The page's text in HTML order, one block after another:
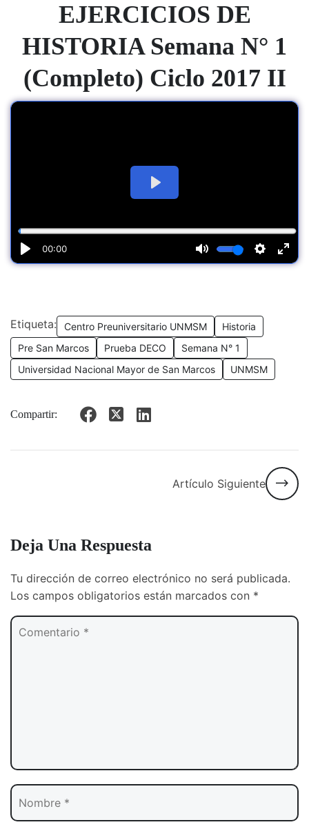
EJERCICIOS DE
HISTORIA Semana N° 1
(Completo) Ciclo 2017 II
Etiqueta: Centro Preuniversitario UNMSM
Historia
Pre San Marcos
Prueba DECO
Semana N° 1
Universidad Nacional Mayor de San Marcos
UNMSM
Compartir:
Artículo Siguiente
Deja Una Respuesta
Tu dirección de correo electrónico no será publicada.
Los campos obligatorios están marcados con *